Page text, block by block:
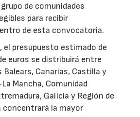
de comunidades
para recibir
de esta convocatoria.
el presupuesto estimado de
euros se distribuirá entre
Balears, Canarias, Castilla y
Mancha, Comunidad
Galicia y Región de
concentrará la mayor